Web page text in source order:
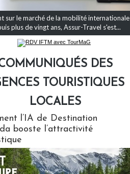
sur le marché de la mobilité internationale
plus de vingt ans, Assur-Travel s'est...
DES
TOURISTIQUES
LOCALES
l’IA de Destination
booste l’attractivité